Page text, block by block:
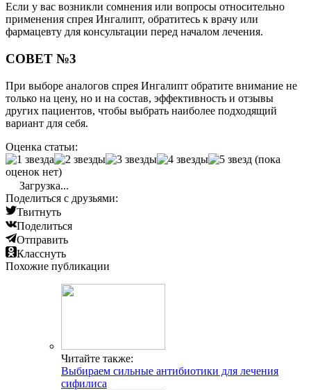
Если у вас возникли сомнения или вопросы относительно
применения спрея Ингалипт, обратитесь к врачу или
фармацевту для консультации перед началом лечения.
СОВЕТ №3
При выборе аналогов спрея Ингалипт обратите внимание не
только на цену, но и на состав, эффективность и отзывы
других пациентов, чтобы выбрать наиболее подходящий
вариант для себя.
Оценка статьи:
(пока
оценок нет)
Загрузка...
Поделиться с друзьями:
Твитнуть
Поделиться
Отправить
Класснуть
Похожие публикации
Читайте также:
Выбираем сильные антибиотики для лечения
сифилиса